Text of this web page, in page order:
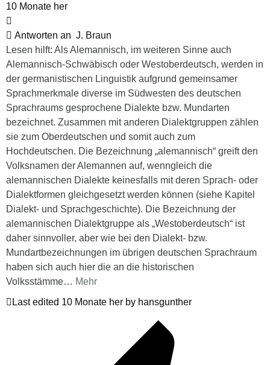
10 Monate her
Antworten an J. Braun
Lesen hilft: Als Alemannisch, im weiteren Sinne auch
Alemannisch-Schwäbisch oder Westoberdeutsch, werden in
der germanistischen Linguistik aufgrund gemeinsamer
Sprachmerkmale diverse im Südwesten des deutschen
Sprachraums gesprochene Dialekte bzw. Mundarten
bezeichnet. Zusammen mit anderen Dialektgruppen zählen
sie zum Oberdeutschen und somit auch zum
Hochdeutschen. Die Bezeichnung „alemannisch“ greift den
Volksnamen der Alemannen auf, wenngleich die
alemannischen Dialekte keinesfalls mit deren Sprach- oder
Dialektformen gleichgesetzt werden können (siehe Kapitel
Dialekt- und Sprachgeschichte). Die Bezeichnung der
alemannischen Dialektgruppe als „Westoberdeutsch“ ist
daher sinnvoller, aber wie bei den Dialekt- bzw.
Mundartbezeichnungen im übrigen deutschen Sprachraum
haben sich auch hier die an die historischen
Volksstämme… Mehr
Last edited 10 Monate her by hansgunther